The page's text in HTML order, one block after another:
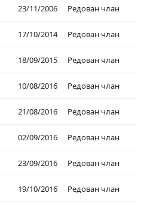
23/11/2006 Редован члан
17/10/2014 Редован члан
18/09/2015 Редован члан
10/08/2016 Редован члан
21/08/2016 Редован члан
02/09/2016 Редован члан
23/09/2016 Редован члан
19/10/2016 Редован члан